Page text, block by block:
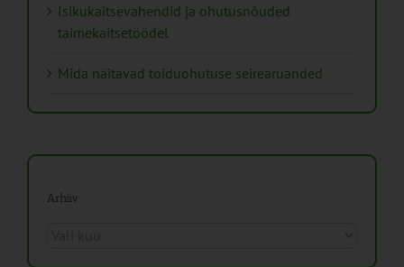
Isikukaitsevahendid ja ohutusnõuded
taimekaitsetöödel
Mida näitavad toiduohutuse seirearuanded
Arhiiv